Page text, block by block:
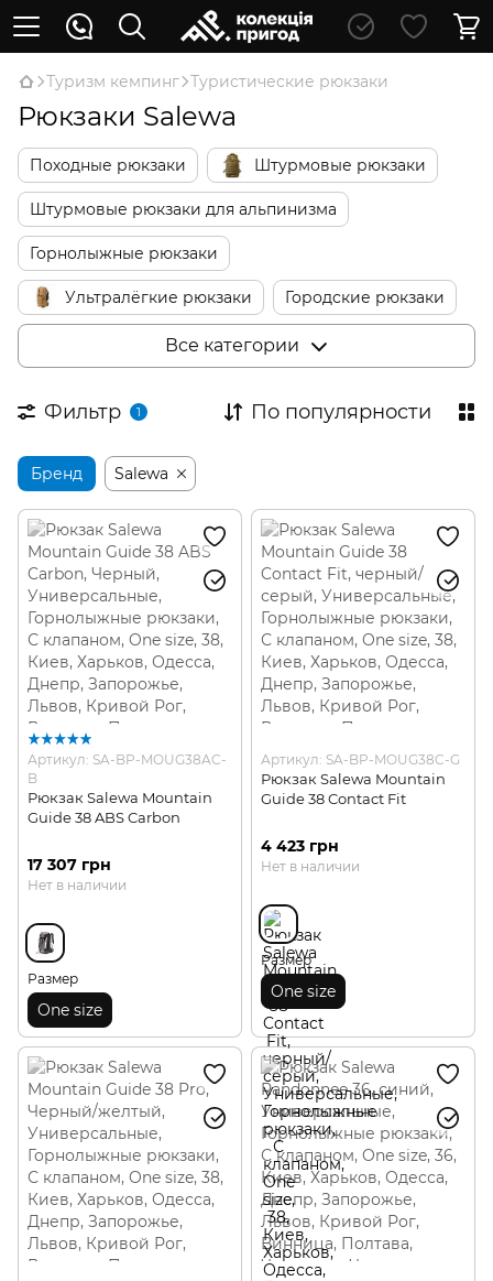
Туризм кемпинг Туристические рюкзаки
Рюкзаки Salewa
Походные рюкзаки Штурмовые рюкзаки
Штурмовые рюкзаки для альпинизма
Горнолыжные рюкзаки
Ультралёгкие рюкзаки Городские рюкзаки
Школьные рюкзаки Детские рюкзаки
Все категории
Фильтр 1 По популярности
Бренд Salewa
Артикул: SA-BP-MOUG38AC-
B
Рюкзак Salewa Mountain
Guide 38 ABS Carbon
17 307 грн
Нет в наличии
Размер
One size
Артикул: SA-BP-MOUG38C-G
Рюкзак Salewa Mountain
Guide 38 Contact Fit
4 423 грн
Нет в наличии
Размер
One size